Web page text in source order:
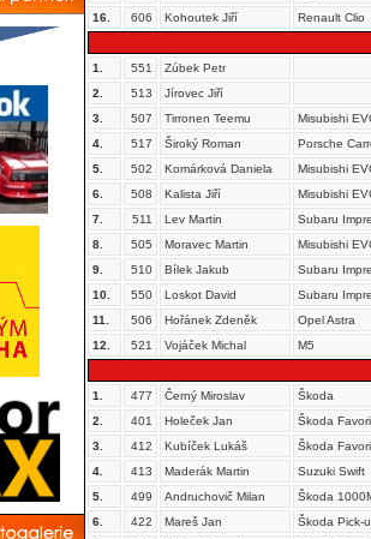
16.
606 Kohoutek Jiří Renault Clio
1. 551
Zúbek Petr
2.
513
Jírovec Jiří
3.
507 Tirronen Teemu
Misubishi
4.
517 Široký Roman
Porsche
5.
502 Komárková Daniela
Misubishi
6.
508 Kalista Jiří
Misubishi
7.
511 Lev Martin
Subaru
8.
505 Moravec Martin
Misubishi
9.
510 Bílek Jakub
Subaru
10.
550 Loskot David
Subaru
11.
506 Hořánek Zdeněk
Opel Astra
12.
521 Vojáček Michal M5
1. 477 Černý Miroslav
Škoda
2.
401 Holeček Jan
Škoda
3.
412 Kubíček Lukáš
Škoda
4.
413 Maderák Martin
Suzuki Swift
5.
499 Andruchovič Milan
Škoda
6.
422 Mareš Jan
Škoda Pick-